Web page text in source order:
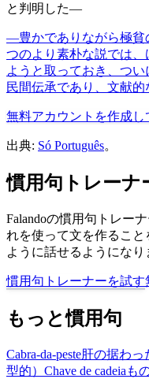
と判明した—
—豊かでありながら極貧
つのより素朴な説では
ようと取っておき、つ
民間伝承であり、文献的
無料アカウントを作成
出典: Só Português。
慣用句トレーナ
Falandoの慣用句トレー
れを使って文を作るこ
ように話せるようになり
慣用句トレーナーを試す
もっと慣用句
Cabra-da-peste肝の据わっ
型的） Chave de cadeia も